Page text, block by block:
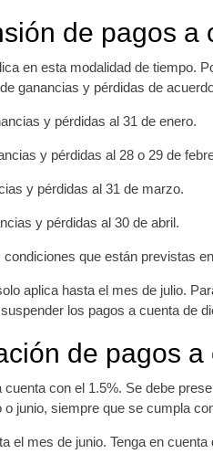
de pagos
en esta modalidad de
ganancias y pérdidas de
y pérdidas al 31 de enero.
y pérdidas al 28 o 29 de
y pérdidas al 31 de marzo.
y pérdidas al 30 de abril.
que están previstas
aplica hasta el mes de julio.
los pagos a cuenta de
de pagos
con el 1.5%. Se debe
junio, siempre que se cumpla
el mes de junio. Tenga en